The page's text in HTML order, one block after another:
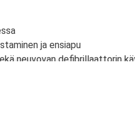
ja ensiapu
neuvovan defibrillaattorin